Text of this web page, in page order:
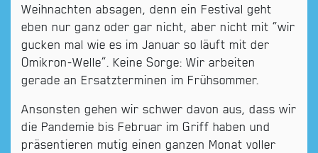
Weihnachten absagen, denn ein Festival geht
eben nur ganz oder gar nicht, aber nicht mit “wir
gucken mal wie es im Januar so läuft mit der
Omikron-Welle”. Keine Sorge: Wir arbeiten
gerade an Ersatzterminen im Frühsommer.
Ansonsten gehen wir schwer davon aus, dass wir
die Pandemie bis Februar im Griff haben und
präsentieren mutig einen ganzen Monat voller